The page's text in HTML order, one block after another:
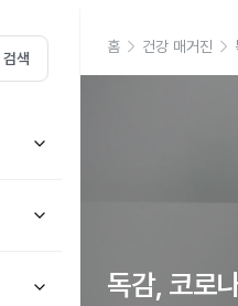
검색
홈 건강 매거진
독감, 코로